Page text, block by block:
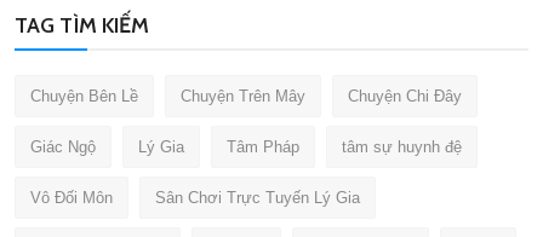
TAG TÌM KIẾM
Chuyện Bên Lề Chuyện Trên Mây Chuyện Chi Đây
Giác Ngộ Lý Gia Tâm Pháp tâm sự huynh đệ
Vô Đối Môn Sân Chơi Trực Tuyến Lý Gia